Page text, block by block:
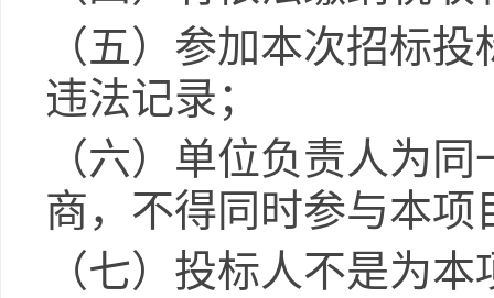
（五）参加本次招标
违法记录；
（六）单位负责人为
商，不得同时参与本项
（七）投标人不是为